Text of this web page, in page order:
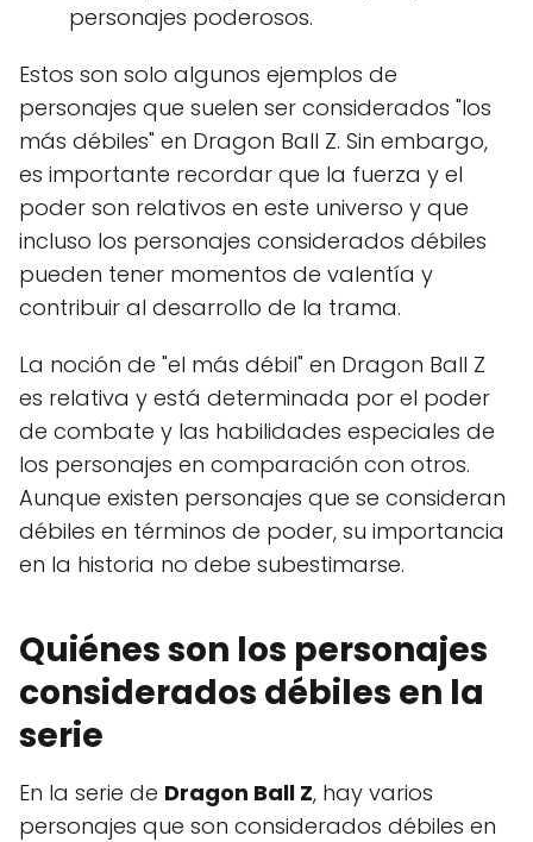
personajes poderosos.
Estos son solo algunos ejemplos de
personajes que suelen ser considerados "los
más débiles" en Dragon Ball Z. Sin embargo,
es importante recordar que la fuerza y el
poder son relativos en este universo y que
incluso los personajes considerados débiles
pueden tener momentos de valentía y
contribuir al desarrollo de la trama.
La noción de "el más débil" en Dragon Ball Z
es relativa y está determinada por el poder
de combate y las habilidades especiales de
los personajes en comparación con otros.
Aunque existen personajes que se consideran
débiles en términos de poder, su importancia
en la historia no debe subestimarse.
Quiénes son los personajes
considerados débiles en la
serie
En la serie de Dragon Ball Z, hay varios
personajes que son considerados débiles en